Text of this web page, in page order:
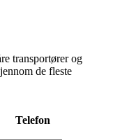
transportører og
de fleste
Telefon